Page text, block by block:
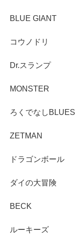
BLUE GIANT
コウノドリ
Dr.スランプ
MONSTER
ろくでなしBLUES
ZETMAN
ドラゴンボール
ダイの大冒険
BECK
ルーキーズ